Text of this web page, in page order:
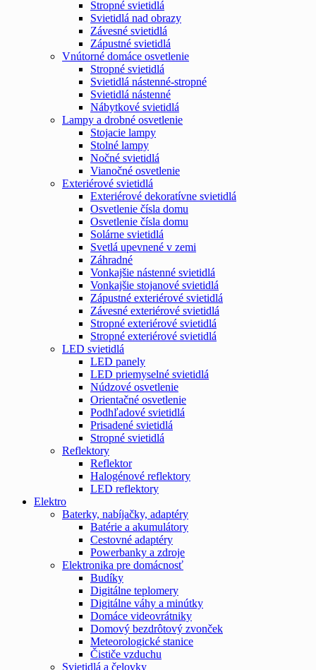
Stropné svietidlá
Svietidlá nad obrazy
Závesné svietidlá
Zápustné svietidlá
Vnútorné domáce osvetlenie
Stropné svietidlá
Svietidlá nástenné-stropné
Svietidlá nástenné
Nábytkové svietidlá
Lampy a drobné osvetlenie
Stojacie lampy
Stolné lampy
Nočné svietidlá
Vianočné osvetlenie
Exteriérové svietidlá
Exteriérové dekoratívne svietidlá
Osvetlenie čísla domu
Osvetlenie čísla domu
Solárne svietidlá
Svetlá upevnené v zemi
Záhradné
Vonkajšie nástenné svietidlá
Vonkajšie stojanové svietidlá
Zápustné exteriérové svietidlá
Závesné exteriérové svietidlá
Stropné exteriérové svietidlá
Stropné exteriérové svietidlá
LED svietidlá
LED panely
LED priemyselné svietidlá
Núdzové osvetlenie
Orientačné osvetlenie
Podhľadové svietidlá
Prisadené svietidlá
Stropné svietidlá
Reflektory
Reflektor
Halogénové reflektory
LED reflektory
Elektro
Baterky, nabíjačky, adaptéry
Batérie a akumulátory
Cestovné adaptéry
Powerbanky a zdroje
Elektronika pre domácnosť
Budíky
Digitálne teplomery
Digitálne váhy a minútky
Domáce videovrátniky
Domový bezdrôtový zvonček
Meteorologické stanice
Čističe vzduchu
Svietidlá a čelovky